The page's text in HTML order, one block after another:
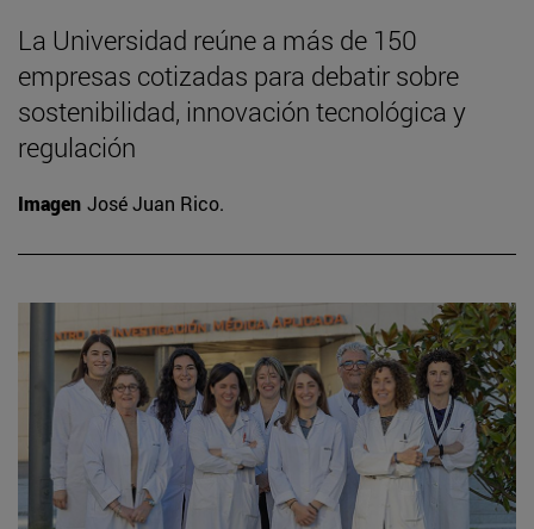
La Universidad reúne a más de 150
empresas cotizadas para debatir sobre
sostenibilidad, innovación tecnológica y
regulación
Imagen José Juan Rico.